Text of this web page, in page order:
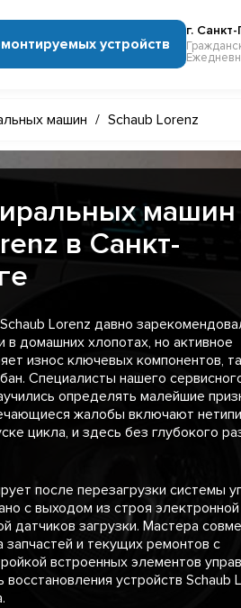
устройств
г.
машин / Schaub Lorenz
машин
в Санкт-
Lorenz давно
домашних хлопотах, но активное
износ ключевых компонентов,
Специалисты нашего
определять малейшие
жалобы включают
цикла, и здесь без глубокого
после перезагрузки системы
с выходом из строя
датчиков загрузки. Мастера
запчастей и текущих ремонтов с
встроенных элементов
устройств Schaub